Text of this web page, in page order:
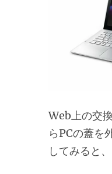
Web上の交
らPCの蓋を
してみると